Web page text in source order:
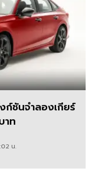
ชันจำลองเกียร์
าท
น.